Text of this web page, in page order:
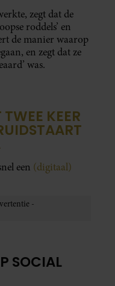
zegt dat de
roddels’ en
de manier waarop
en zegt dat ze
was.
KEER
een (digitaal)
SOCIAL